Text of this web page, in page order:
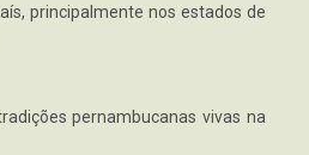
principalmente nos estados de